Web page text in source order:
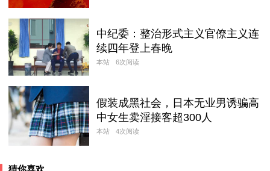
中纪委：整治形式主义官僚主义连
续四年登上春晚
本站 6次阅读
假装成黑社会，日本无业男诱骗高
中女生卖淫接客超300人
本站 4次阅读
猜你喜欢